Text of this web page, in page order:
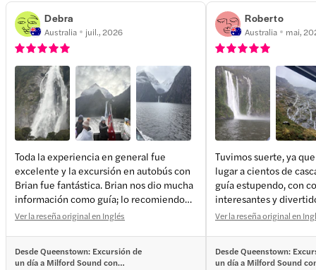
Debra
Australia juil., 2026
+3more
Toda la experiencia en general fue
excelente y la excursión en autobús con
Brian fue fantástica. Brian nos dio mucha
información como guía; lo recomiendo
encarecidamente, hizo que el día fuera
Ver la reseña original en Inglés
Desde Queenstown: Excursión de
un día a Milford Sound con
Roberto
Australia mai,
Tuvimos suerte, ya
lugar a cientos de
guía estupendo, con
interesantes y
Ver la reseña original en
Desde Queenstown:
un día a Milford Sound